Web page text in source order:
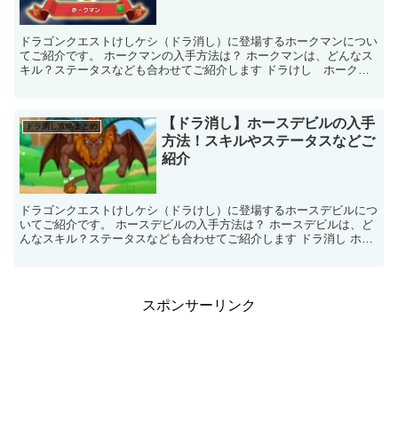
ドラゴンクエストけしケシ（ドラ消し）に登場するホークマンについ
てご紹介です。 ホークマンの入手方法は？ ホークマンは、どんなス
キル？ステータスなども合わせてご紹介します ドラけし ホークマ
ドラ消し攻略まとめ
【ドラ消し】ホースデビルの入手
方法！スキルやステータスなどご
紹介
ドラゴンクエストけしケシ（ドラけし）に登場するホースデビルにつ
いてご紹介です。 ホースデビルの入手方法は？ ホースデビルは、ど
んなスキル？ステータスなども合わせてご紹介します ドラ消し ホー
スポンサーリンク